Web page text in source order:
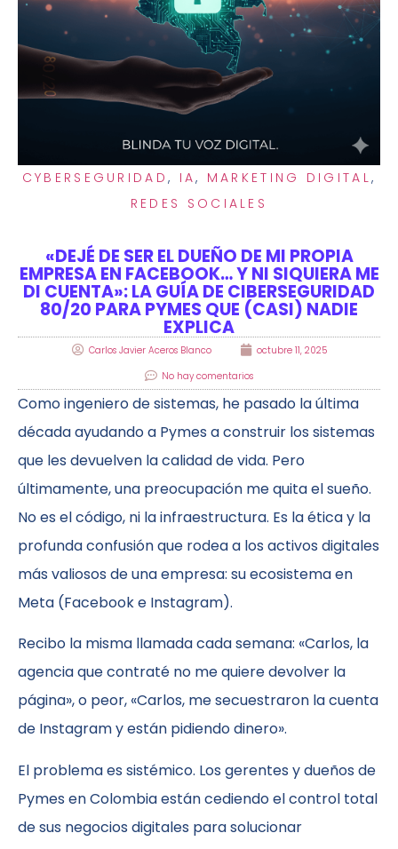
CYBERSEGURIDAD , IA, MARKETING DIGITAL,
REDES SOCIALES
«DEJÉ DE SER EL DUEÑO DE MI PROPIA
EMPRESA EN FACEBOOK… Y NI SIQUIERA ME
DI CUENTA»: LA GUÍA DE CIBERSEGURIDAD
80/20 PARA PYMES QUE (CASI) NADIE
EXPLICA
Carlos Javier Aceros Blanco
octubre 11, 2025
No hay comentarios
Como ingeniero de sistemas, he pasado la última
década ayudando a Pymes a construir los sistemas
que les devuelven la calidad de vida. Pero
últimamente, una preocupación me quita el sueño.
No es el código, ni la infraestructura. Es la ética y la
profunda confusión que rodea a los activos digitales
más valiosos de una empresa: su ecosistema en
Meta (Facebook e Instagram).
Recibo la misma llamada cada semana: «Carlos, la
agencia que contraté no me quiere devolver la
página», o peor, «Carlos, me secuestraron la cuenta
de Instagram y están pidiendo dinero».
El problema es sistémico. Los gerentes y dueños de
Pymes en Colombia están cediendo el control total
de sus negocios digitales para solucionar